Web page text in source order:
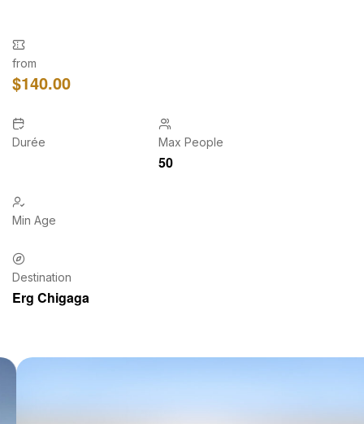
from
$140.00
Durée Max People
50
Min Age
Destination
Erg Chigaga